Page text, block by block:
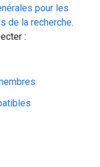
pour les
de la recherche.
: